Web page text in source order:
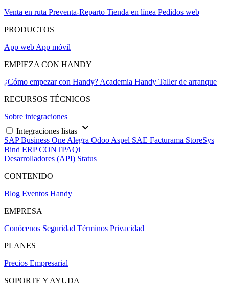
Venta en ruta Preventa-Reparto Tienda en línea Pedidos web
PRODUCTOS
App web App móvil
EMPIEZA CON HANDY
¿Cómo empezar con Handy? Academia Handy Taller de arranque
RECURSOS TÉCNICOS
Sobre integraciones
Integraciones listas keyboard_arrow_down
SAP Business One Alegra Odoo Aspel SAE Facturama StoreSys
Bind ERPCONTPAQi
Desarrolladores (API) Status
CONTENIDO
Blog Eventos Handy
EMPRESA
Conócenos Seguridad Términos Privacidad
PLANES
Precios Empresarial
SOPORTE Y AYUDA